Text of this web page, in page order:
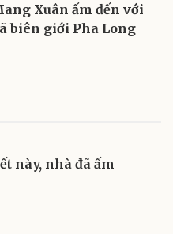
Xuân ấm đến với
biên giới Pha Long
này, nhà đã ấm